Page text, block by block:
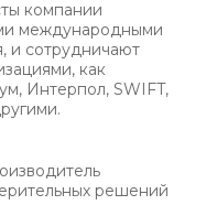
компании
международными
и сотрудничают
как
Интерпол, SWIFT,
решений